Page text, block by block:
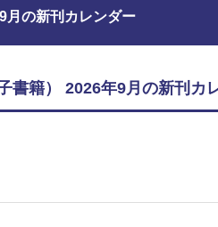
月の新刊カレンダー
書籍） 2026年9月の新刊カ